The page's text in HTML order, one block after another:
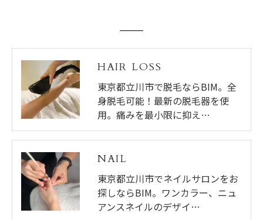
HAIR LOSS
東京都立川市で脱毛ならBIM。全
身脱毛可能！最新の脱毛器を使
用。痛みを最小限に抑え…
NAIL
東京都立川市でネイルサロンをお
探しならBIM。ワンカラー、ニュ
アンスネイルのデザイ…